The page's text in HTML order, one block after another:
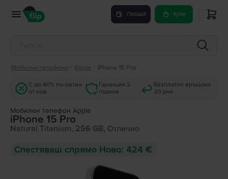
Продай Купи
Мобилни телефони Apple iPhone 15 Pro
С до 40% по-евтин
от нов
Гаранция 2
години
Безплатно връщане
30 дни
Мобилен телефон Apple
iPhone 15 Pro
Natural Titanium, 256 GB, Отлично
Спестяваш спрямо Ново: 424 €